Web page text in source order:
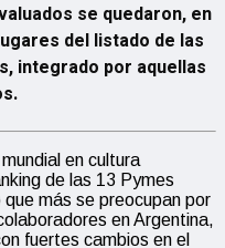
se quedaron, en
del listado de las
integrado por aquellas
en cultura
de las 13 Pymes
más se preocupan por
en Argentina,
fuertes cambios en el